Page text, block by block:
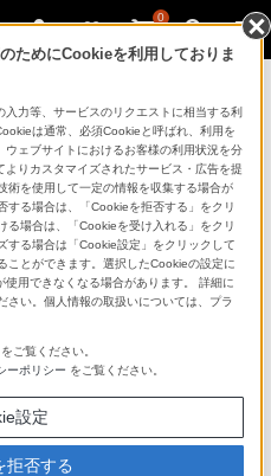
0
してご使用いただ
。安全のため取扱説明書を
製品に関する重要なお知らせ
め
ためにCookieを利用しておりま
力等、サービスのリクエストに相当する利
は通常、必須Cookieと呼ばれ、利用を
ェブサイトにおけるお客様の利用状況を分
りカスタマイズされたサービス・広告を提
術を使用して一定の情報を収集する場合が
する場合は、「Cookieを拒否する」をクリ
る場合は、「Cookieを受け入れる」をクリ
する場合は「Cookie設定」をクリックして
ことができます。選択したCookieの設定に
用できなくなる場合があります。 詳細に
い。個人情報の取扱いについては、プラ
をご覧ください。
ーポリシー をご覧ください。
設定
拒否する